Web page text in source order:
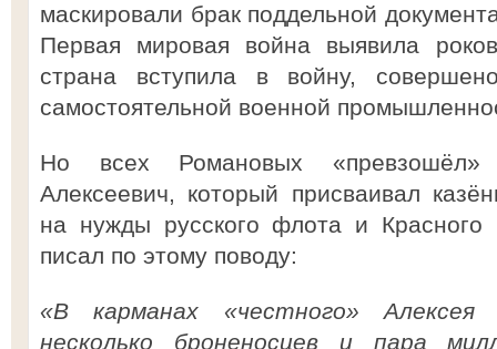
маскировали брак поддельной
Первая мировая война выявила
страна вступила в войну,
самостоятельной военной
Но всех Романовых «превзошёл»
Алексеевич, который присваивал
на нужды русского флота и Красного
писал по этому поводу:
«В карманах «честного» Алексея
несколько броненосцев и пара